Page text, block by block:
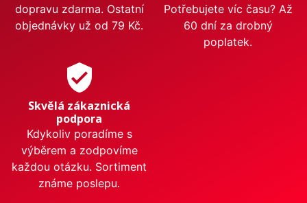
dopravu zdarma. Ostatní
objednávky už od 79 Kč.
Potřebujete víc času? Až
60 dní za drobný
poplatek.
verified_user
Skvělá zákaznická
podpora
Kdykoliv poradíme s
výběrem a zodpovíme
každou otázku. Sortiment
známe poslepu.